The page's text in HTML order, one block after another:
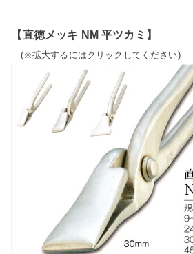
【直徳メッキ NM 平ツカミ】
(※拡大するにはクリックしてください)